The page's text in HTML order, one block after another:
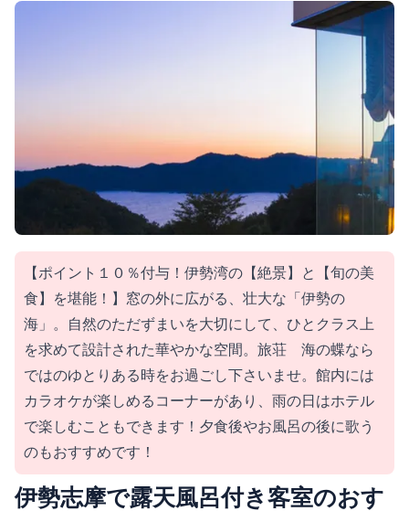
【ポイント１０％付与！伊勢湾の【絶景】と【旬の美
食】を堪能！】窓の外に広がる、壮大な「伊勢の
海」。自然のただずまいを大切にして、ひとクラス上
を求めて設計された華やかな空間。旅荘 海の蝶なら
ではのゆとりある時をお過ごし下さいませ。館内には
カラオケが楽しめるコーナーがあり、雨の日はホテル
で楽しむこともできます！夕食後やお風呂の後に歌う
のもおすすめです！
伊勢志摩で露天風呂付き客室のおす